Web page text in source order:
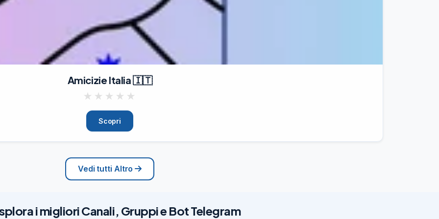
Amicizie Italia 🇮🇹
★ ★ ★ ★ ★
Scopri
Vedi tutti Altro
i migliori Canali, Gruppi e Bot Telegram